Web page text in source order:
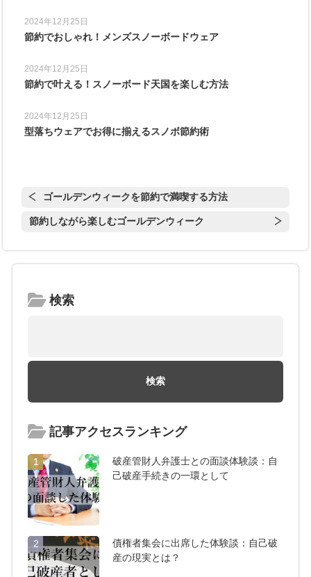
2024年12月25日
節約でおしゃれ！メンズスノーボードウェア
2024年12月25日
節約で叶える！スノーボード天国を楽しむ方法
2024年12月25日
型落ちウェアでお得に揃えるスノボ節約術
ゴールデンウィークを節約で満喫する方法
節約しながら楽しむゴールデンウィーク
検索
記事アクセスランキング
1
破産管財人弁護士との面談体験談：自
己破産手続きの一環として
2
債権者集会に出席した体験談：自己破
産の現実とは？